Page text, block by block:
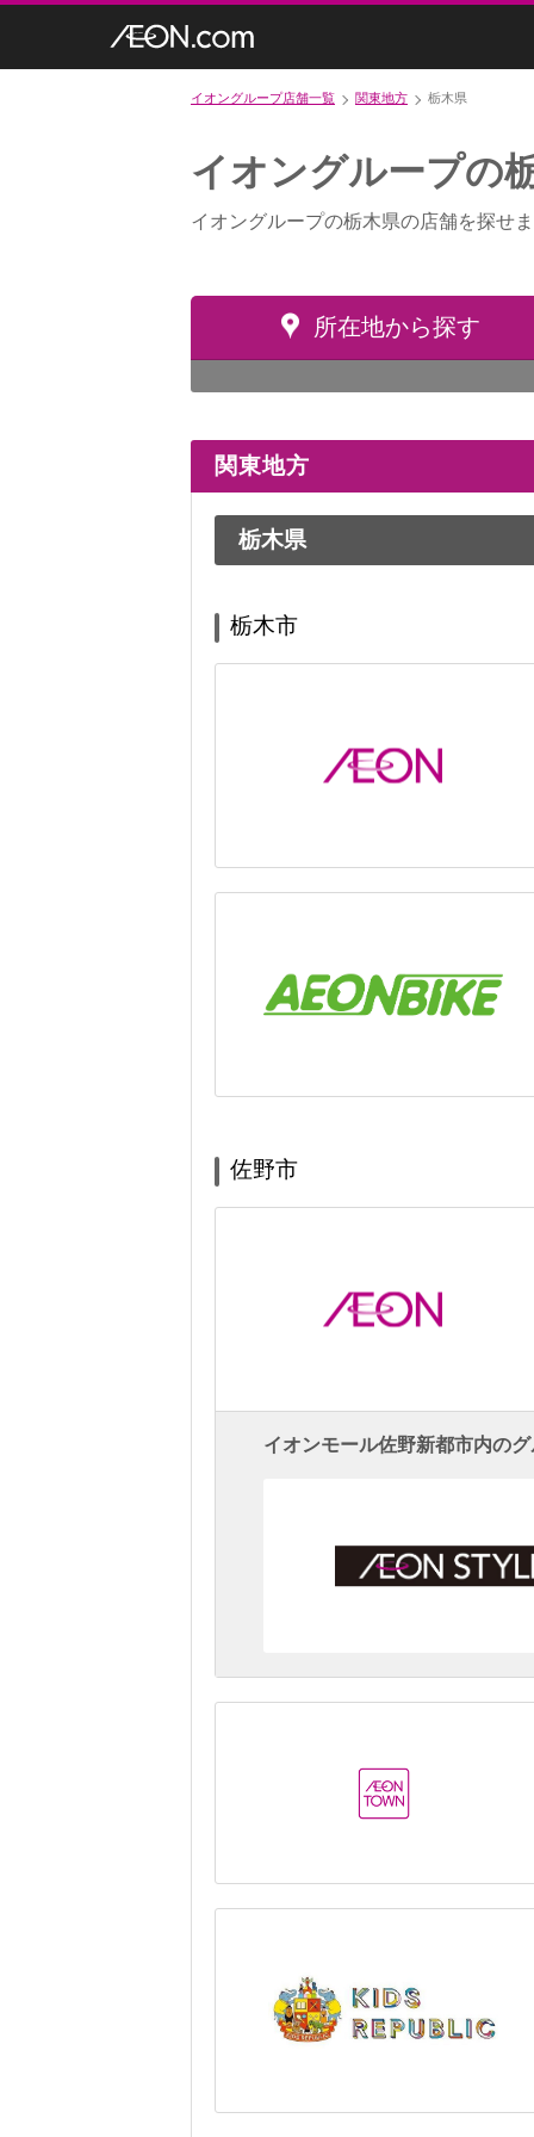
イオングループ店舗一覧 関東地方 栃木県
イオングループの
イオングループの栃木県の店舗を探せ
所在地から探す
関東地方
栃木県
栃木市
佐野市
イオンモール佐野新都市内の